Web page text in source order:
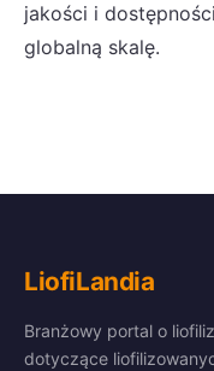
jakości i
globalną skalę.
LiofiLandia
Branżowy portal o
dotyczące